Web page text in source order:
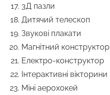
3Д пазли
Дитячий телескоп
Звукові плакати
Магнітний конструктор
Електро-конструктор
Інтерактивні вікторини
Міні аерохокей